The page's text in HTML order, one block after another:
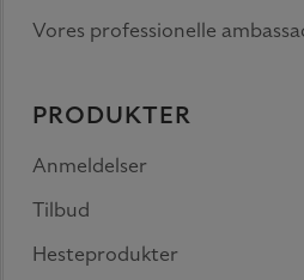
Vores professionelle
PRODUKTER
Anmeldelser
Tilbud
Hesteprodukter